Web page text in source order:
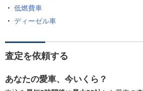
低燃費車
ディーゼル車
査定を依頼する
あなたの愛車、今いくら？